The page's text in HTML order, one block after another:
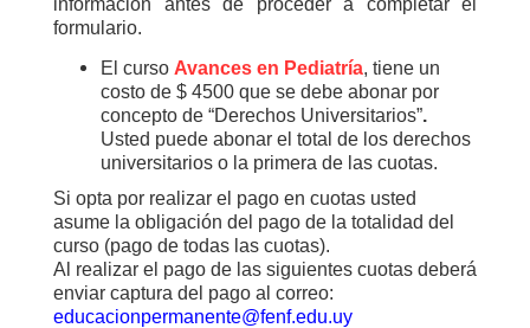
información antes de proceder a completar el
formulario.
El curso Avances en Pediatría, tiene un
costo de $ 4500 que se debe abonar por
concepto de “Derechos Universitarios”.
Usted puede abonar el total de los derechos
universitarios o la primera de las cuotas.
Si opta por realizar el pago en cuotas usted
asume la obligación del pago de la totalidad del
curso (pago de todas las cuotas).
Al realizar el pago de las siguientes cuotas deberá
enviar captura del pago al correo:
educacionpermanente@fenf.edu.uy